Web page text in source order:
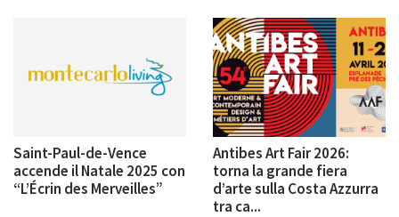
Saint-Paul-de-Vence
accende il Natale 2025 con
“L’Écrin des Merveilles”
Antibes Art Fair 2026:
torna la grande fiera
d’arte sulla Costa Azzurra
tra ca...